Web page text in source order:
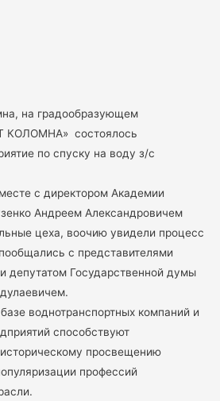
на градообразующем
КОЛОМНА» состоялось
по спуску на воду з/с
с директором Академии
Андреем Александровичем
цеха, воочию увидели процесс
с представителями
депутатом Государственной думы
воднотранспортных компаний и
способствуют
просвещению
профессий